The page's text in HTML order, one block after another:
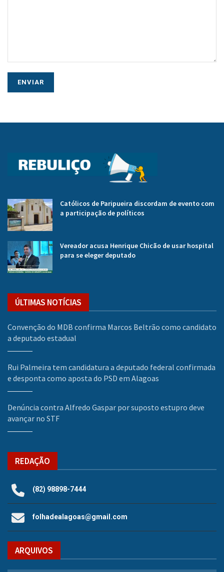
Católicos de Paripueira discordam de evento com
a participação de políticos
Vereador acusa Henrique Chicão de usar hospital
para se eleger deputado
ÚLTIMAS NOTÍCIAS
Convenção do MDB confirma Marcos Beltrão como candidato
a deputado estadual
Rui Palmeira tem candidatura a deputado federal confirmada
e desponta como aposta do PSD em Alagoas
Denúncia contra Alfredo Gaspar por suposto estupro deve
avançar no STF
REDAÇÃO
(82) 98898-7444
folhadealagoas@gmail.com
ARQUIVOS